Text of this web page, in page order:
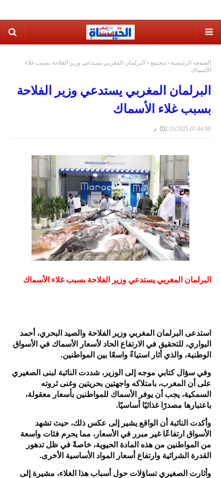
الصفحة الرئيسية مجتمع
البرلمان المغربي يستدعي وزير الفلاحة بسبب غلاء
الأسماك
البرلمان المغربي يستدعي وزير الفلاحة
بسبب غلاء الأسماك
2/25/2025 07:44:00 م
البرلمان المغربي يستدعي وزير الفلاحة بسبب غلاء الأسماك
استدعى البرلمان المغربي وزير الفلاحة والصيد البحري، أحمد
البواري، للتحقيق في الارتفاع الحاد لأسعار الأسماك في الأسواق
الوطنية، والذي أثار استياءً واسعًا بين المواطنين.
وفي سؤال كتابي موجه إلى الوزير، شددت النائبة لبنى الصغيري
على أن المغرب، بامتلاكه واجهتين بحريتين وغنى ثروته
السمكية، يجب أن يوفر الأسماك للمواطنين بأسعار معقولة،
باعتبارها مصدرًا غذائيًا أساسيًا.
وأكدت النائبة أن الواقع يشير إلى عكس ذلك، حيث تشهد
الأسواق ارتفاعًا غير مبرر في الأسعار، مما يحرم فئات واسعة
من المواطنين من هذه المادة الحيوية، خاصةً في ظل تدهور
القدرة الشرائية وارتفاع أسعار المواد الأساسية الأخرى.
وأثارت الصغيري تساؤلات حول أسباب هذا الغلاء، مشيرة إلى